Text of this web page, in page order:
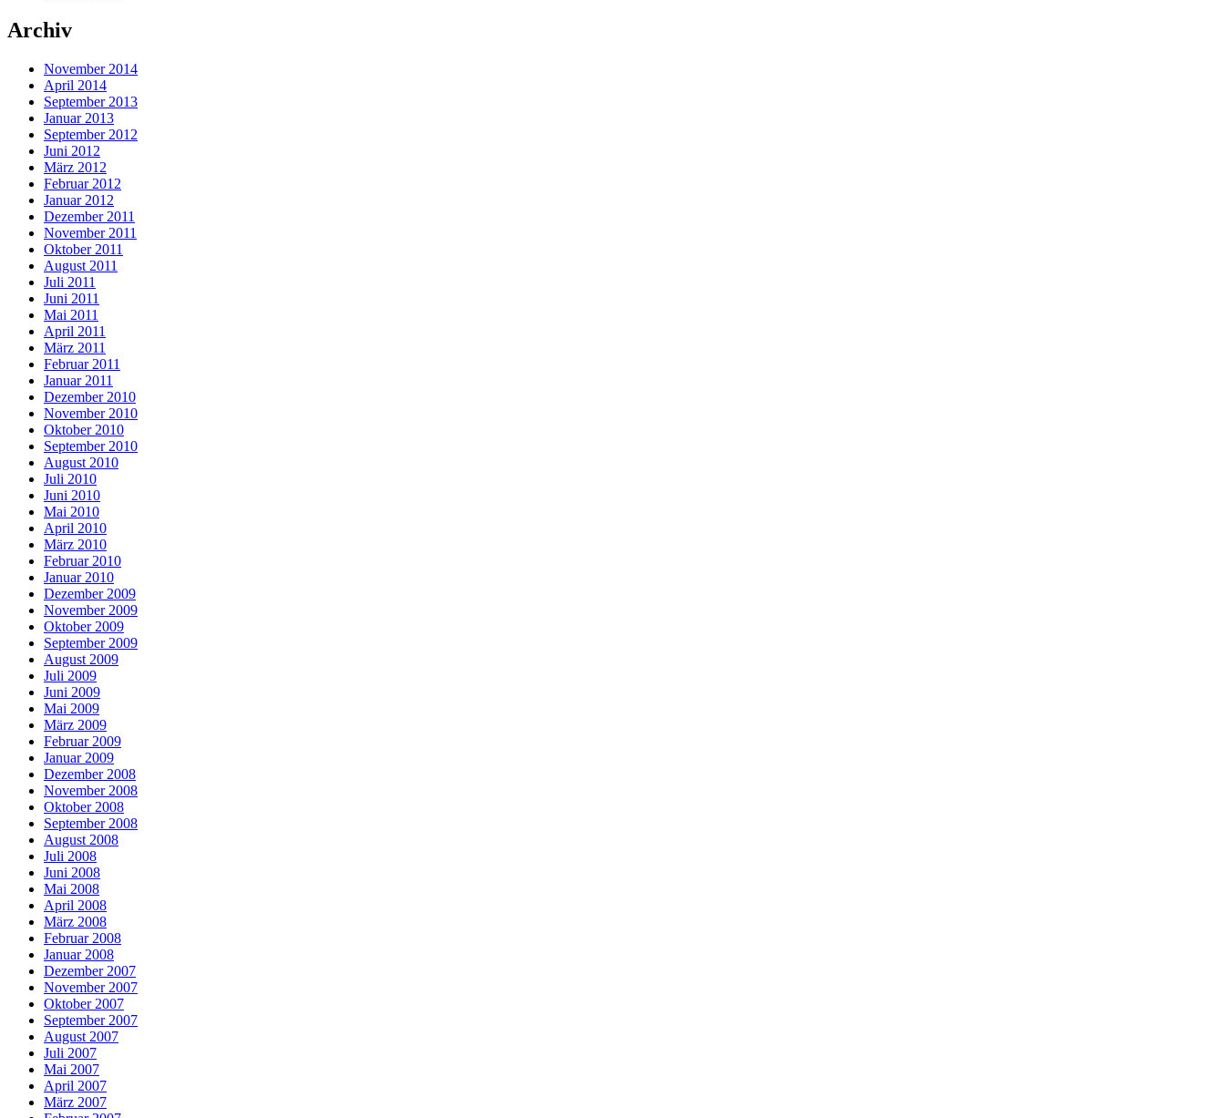
Archiv
November 2014
April 2014
September 2013
Januar 2013
September 2012
Juni 2012
März 2012
Februar 2012
Januar 2012
Dezember 2011
November 2011
Oktober 2011
August 2011
Juli 2011
Juni 2011
Mai 2011
April 2011
März 2011
Februar 2011
Januar 2011
Dezember 2010
November 2010
Oktober 2010
September 2010
August 2010
Juli 2010
Juni 2010
Mai 2010
April 2010
März 2010
Februar 2010
Januar 2010
Dezember 2009
November 2009
Oktober 2009
September 2009
August 2009
Juli 2009
Juni 2009
Mai 2009
März 2009
Februar 2009
Januar 2009
Dezember 2008
November 2008
Oktober 2008
September 2008
August 2008
Juli 2008
Juni 2008
Mai 2008
April 2008
März 2008
Februar 2008
Januar 2008
Dezember 2007
November 2007
Oktober 2007
September 2007
August 2007
Juli 2007
Mai 2007
April 2007
März 2007